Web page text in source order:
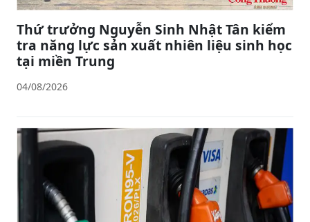
Thứ trưởng Nguyễn Sinh Nhật Tân kiểm
tra năng lực sản xuất nhiên liệu sinh học
tại miền Trung
04/08/2026